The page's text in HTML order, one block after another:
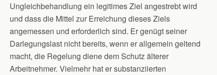
Ungleichbehandlung ein legitimes Ziel angestrebt wird
und dass die Mittel zur Erreichung dieses Ziels
angemessen und erforderlich sind. Er genügt seiner
Darlegungslast nicht bereits, wenn er allgemein geltend
macht, die Regelung diene dem Schutz älterer
Arbeitnehmer. Vielmehr hat er substanziierten